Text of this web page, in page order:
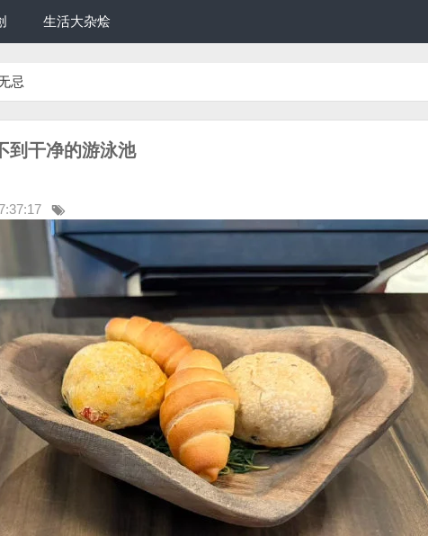
生活大杂烩
忌
到干净的游泳池